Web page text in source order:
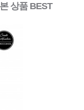
상품 BEST